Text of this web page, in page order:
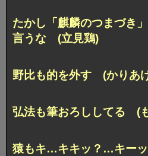
たかし「麒麟のつまづき」
言うな (立見鶏)
野比も的を外す (かりあ
弘法も筆おろししてる (
猿もキ…キキッ？…キーッ